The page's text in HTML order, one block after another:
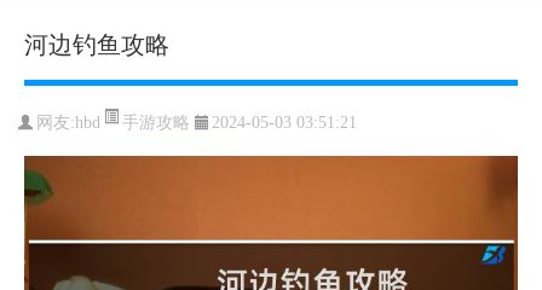
河边钓鱼攻略
网友:hbd 手游攻略 2024-05-03 03:51:21